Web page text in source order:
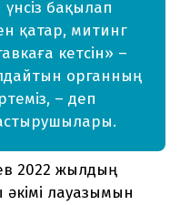
бақылап
қатар, митинг
кетсін» –
органның
– деп
2022 жылдың
лауазымын